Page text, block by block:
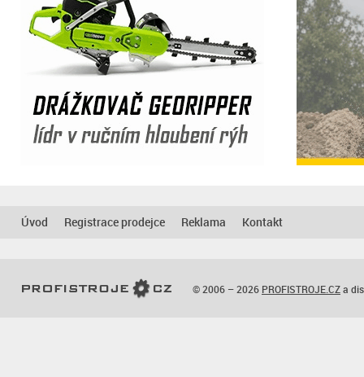
Úvod Registrace prodejce Reklama Kontakt
© 2006 – 2026 PROFISTROJE.CZa